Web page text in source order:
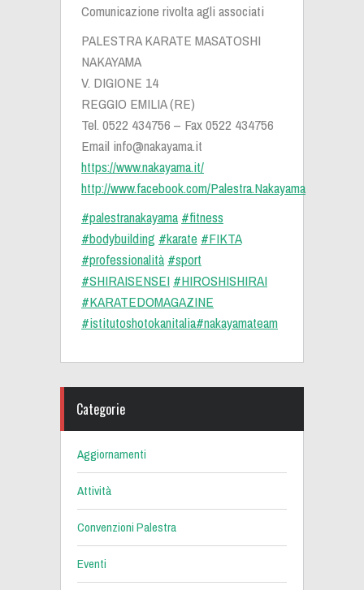
Comunicazione rivolta agli associati
PALESTRA KARATE MASATOSHI
NAKAYAMA
V. DIGIONE 14
REGGIO EMILIA (RE)
Tel. 0522 434756 – Fax 0522 434756
Email info@nakayama.it
https://www.nakayama.it/‬
http://www.facebook.com/Palestra.Nakayama‬
#palestranakayama‬ ‪#fitness
#bodybuilding #karate #FIKTA
#professionalità‬ ‪#sport
#SHIRAISENSEI #HIROSHISHIRAI
#KARATEDOMAGAZINE
#istitutoshotokanitalia#nakayamateam
Categorie
Aggiornamenti
Attività
Convenzioni Palestra
Eventi